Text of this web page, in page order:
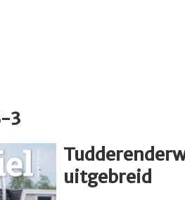
3
uitgebreid